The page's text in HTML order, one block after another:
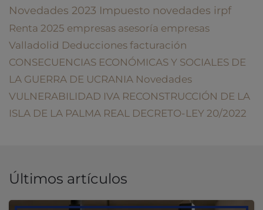
Novedades 2023 Impuesto novedades irpf
Renta 2025 empresas asesoría empresas
Valladolid Deducciones facturación
CONSECUENCIAS ECONÓMICAS Y SOCIALES DE
LA GUERRA DE UCRANIA Novedades
VULNERABILIDAD IVA RECONSTRUCCIÓN DE LA
ISLA DE LA PALMA REAL DECRETO-LEY 20/2022
Últimos artículos